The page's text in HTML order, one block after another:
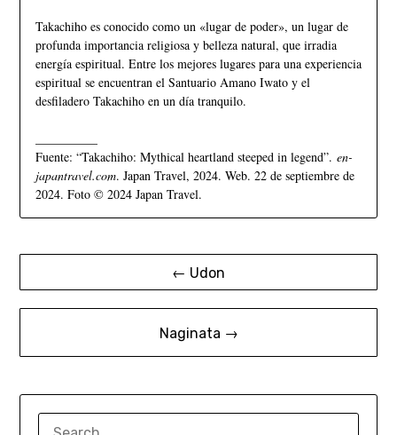
Takachiho es conocido como un «lugar de poder», un lugar de
profunda importancia religiosa y belleza natural, que irradia
energía espiritual. Entre los mejores lugares para una experiencia
espiritual se encuentran el Santuario Amano Iwato y el
desfiladero Takachiho en un día tranquilo.
Fuente: “Takachiho: Mythical heartland steeped in legend”. en-
japantravel.com. Japan Travel, 2024. Web. 22 de septiembre de
2024. Foto © 2024 Japan Travel.
← Udon
Naginata →